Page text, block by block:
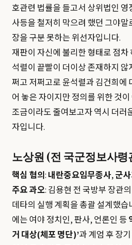
호관련 법률을 들고서 상위법인
사등을 철저히 막으려 했던 그야말
장을 구분 못하는 위선자입니다.
재판이 자신에 불리한 형태로 점차
석렬이 끝빨이 더이상 존재하지 않
쩌고 저쩌고로 윤석렬과 김건희에
어 놓은 자이지만 정의를 위한 것
조금이라도 줄여보고자 역시 더러
자입니다.
노상원 (전 국군정보사령
핵심 혐의: 내란중요임무종사,군
주요 과오: 김용현 전 국방부 장관
데타의 실행 계획을 총괄 설계했습
에는 여야 정치인, 판사, 언론인 등
거 대상(체포 명단)’과 계엄 후 장